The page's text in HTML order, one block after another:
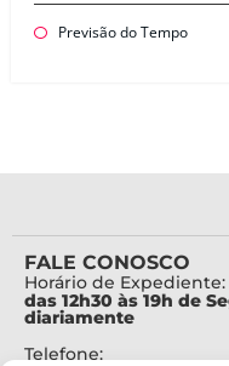
Previsão do Tempo
FALE CONOSCO
Horário de Expediente:
das 12h30 às 19h de
diariamente
Telefone: